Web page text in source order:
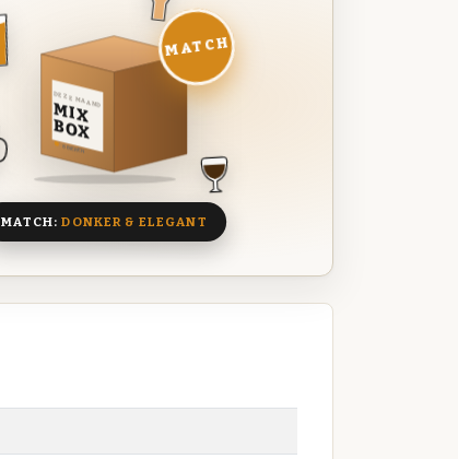
DEZE MAAND
MIX
BOX
8 BIEREN
MATCH
MATCH:DONKER & ELEGANT